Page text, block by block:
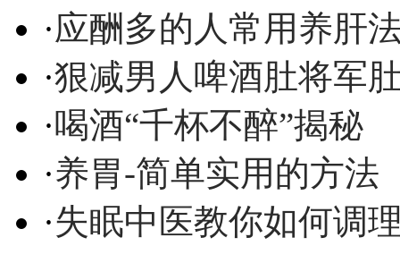
·应酬多的人常用养肝
·狠减男人啤酒肚将军
·喝酒“千杯不醉”揭秘
·养胃-简单实用的方法
·失眠中医教你如何调